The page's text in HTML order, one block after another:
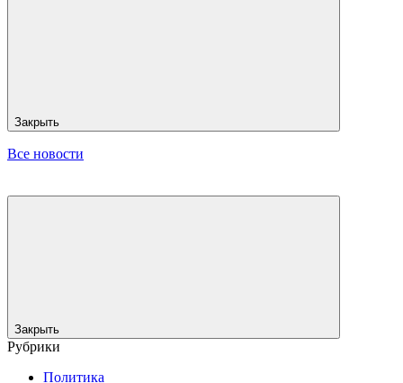
Закрыть
Все новости
Закрыть
Рубрики
Политика